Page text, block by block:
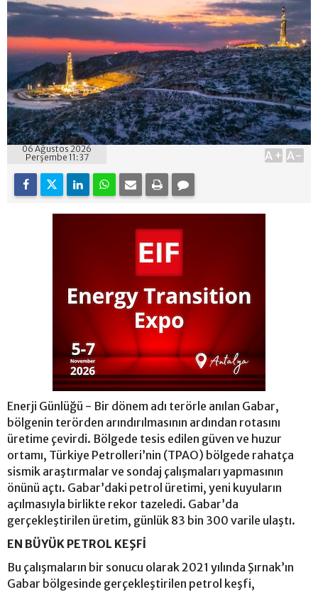
06 Ağustos 2026
Perşembe 11:37
A+ A-
Enerji Günlüğü - Bir dönem adı terörle anılan Gabar,
bölgenin terörden arındırılmasının ardından rotasını
üretime çevirdi. Bölgede tesis edilen güven ve huzur
ortamı, Türkiye Petrolleri’nin (TPAO) bölgede rahatça
sismik araştırmalar ve sondaj çalışmaları yapmasının
önünü açtı. Gabar’daki petrol üretimi, yeni kuyuların
açılmasıyla birlikte rekor tazeledi. Gabar’da
gerçekleştirilen üretim, günlük 83 bin 300 varile ulaştı.
EN BÜYÜK PETROL KEŞFİ
Bu çalışmaların bir sonucu olarak 2021 yılında Şırnak’ın
Gabar bölgesinde gerçekleştirilen petrol keşfi,